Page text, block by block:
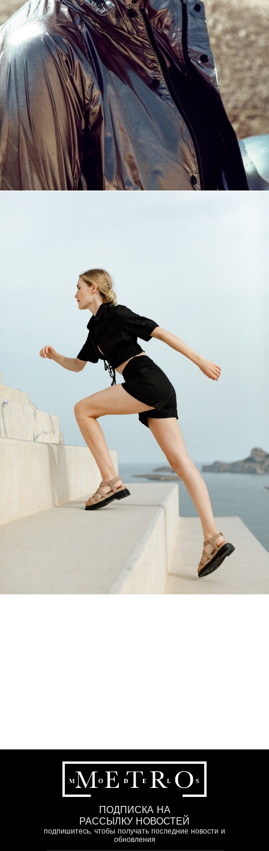
ПОДПИСКА НА
РАССЫЛКУ НОВОСТЕЙ
подпишитесь, чтобы получать последние новости и
обновления